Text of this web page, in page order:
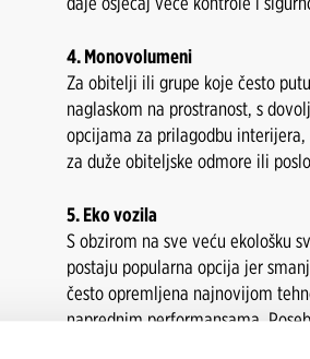
4. Monovolumeni
Za obitelji ili grupe koje često
naglaskom na prostranost, s
opcijama za prilagodbu
za duže obiteljske odmore ili
5. Eko vozila
S obzirom na sve veću ekološku
postaju popularna opcija jer
često opremljena najnovijom
naprednim performansama.